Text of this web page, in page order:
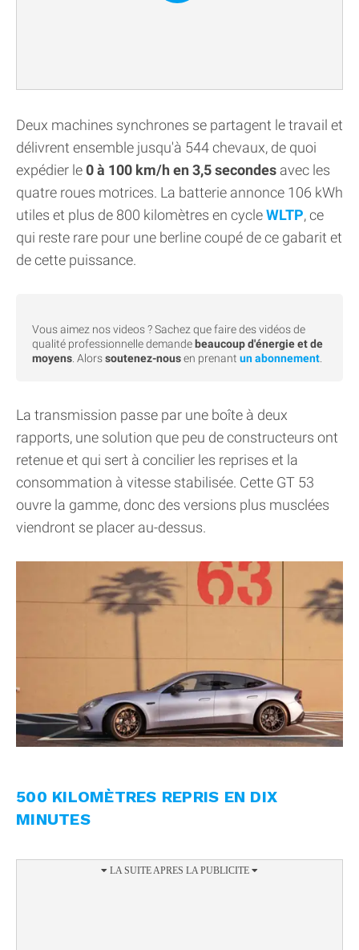
Deux machines synchrones se partagent le travail et
délivrent ensemble jusqu'à 544 chevaux, de quoi
expédier le0 à 100 km/h en 3,5 secondes avec les
quatre roues motrices. La batterie annonce 106 kWh
utiles et plus de 800 kilomètres en cycleWLTP, ce
qui reste rare pour une berline coupé de ce gabarit et
de cette puissance.
Vous aimez nos videos ? Sachez que faire des vidéos de
qualité professionnelle demande beaucoup d'énergie et de
moyens. Alorssoutenez-nousen prenant un abonnement.
La transmission passe par une boîte à deux
rapports, une solution que peu de constructeurs ont
retenue et qui sert à concilier les reprises et la
consommation à vitesse stabilisée. Cette GT 53
ouvre la gamme, donc des versions plus musclées
viendront se placer au-dessus.
500 KILOMÈTRES REPRIS EN DIX
MINUTES